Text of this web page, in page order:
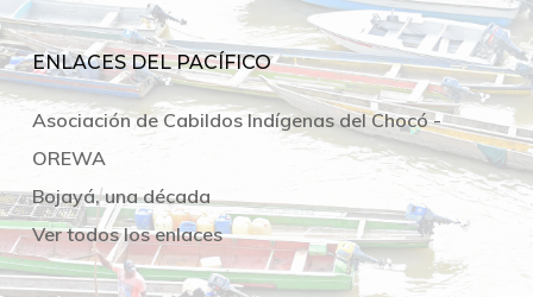
ENLACES DEL PACÍFICO
Asociación de Cabildos Indígenas del Chocó -
OREWA
Bojayá, una década
Ver todos los enlaces